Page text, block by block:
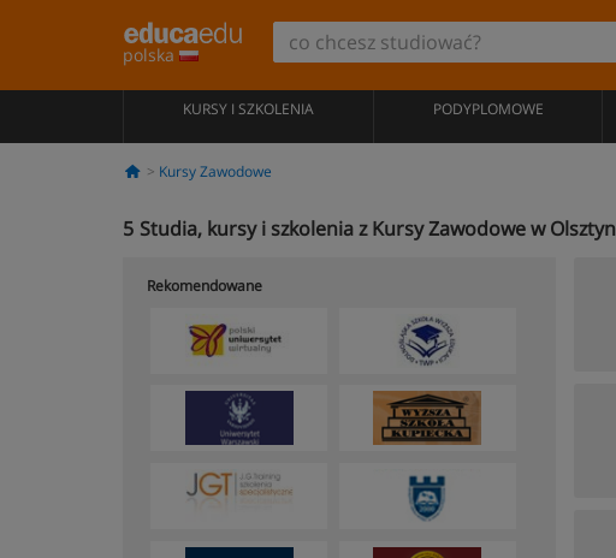
polska
KURSY I SZKOLENIA PODYPLOMOWE
Kursy Zawodowe
5 Studia, kursy i szkolenia z Kursy Zawodowe w Olsztyn
Rekomendowane